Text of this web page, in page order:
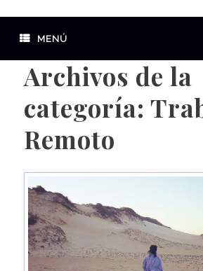
MENÚ
Archivos de la
categoría:
Remoto